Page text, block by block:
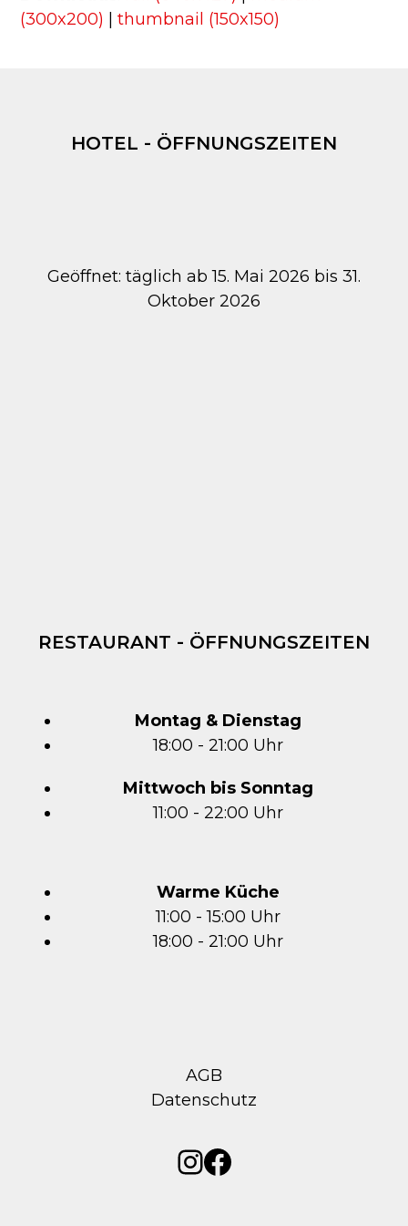
(300x200)
|thumbnail (150x150)
HOTEL - ÖFFNUNGSZEITEN
Geöffnet: täglich ab 15. Mai 2026 bis 31.
Oktober 2026
RESTAURANT - ÖFFNUNGSZEITEN
Montag & Dienstag
18:00 - 21:00 Uhr
Mittwoch bis Sonntag
11:00 - 22:00 Uhr
Warme Küche
11:00 - 15:00 Uhr
18:00 - 21:00 Uhr
AGB
Datenschutz
Instagram
Facebook